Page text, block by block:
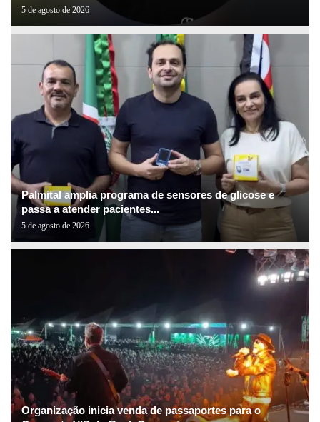
5 de agosto de 2026
Palmital amplia programa de sensores de glicose e
passa a atender pacientes...
5 de agosto de 2026
Organização inicia venda de passaportes para o